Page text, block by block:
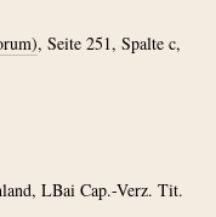
, Seite 251, Spalte c,
LBai Cap.-Verz. Tit.